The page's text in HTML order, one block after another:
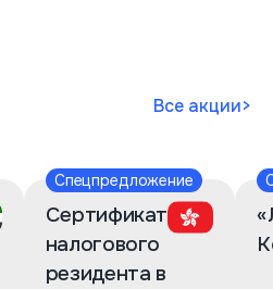
Все акции>
Спецпредложение
Сертификат
налогового
резидента в